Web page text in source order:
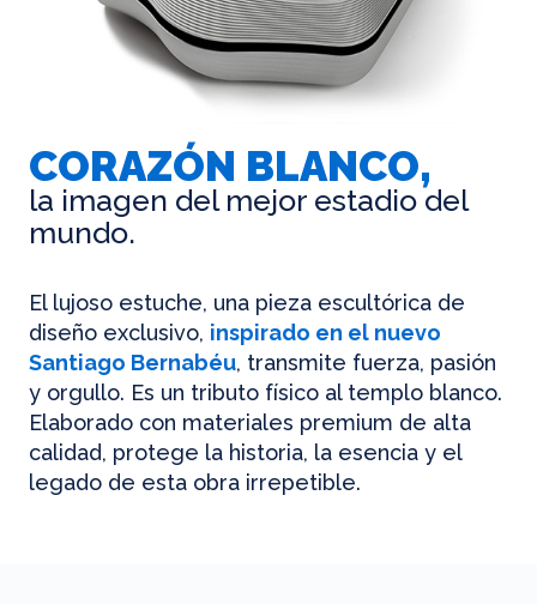
CORAZÓN BLANCO,
la imagen del mejor estadio del
mundo.
El lujoso estuche, una pieza escultórica de
diseño exclusivo, inspirado en el nuevo
Santiago Bernabéu, transmite fuerza, pasión
y orgullo. Es un tributo físico al templo blanco.
Elaborado con materiales premium de alta
calidad, protege la historia, la esencia y el
legado de esta obra irrepetible.